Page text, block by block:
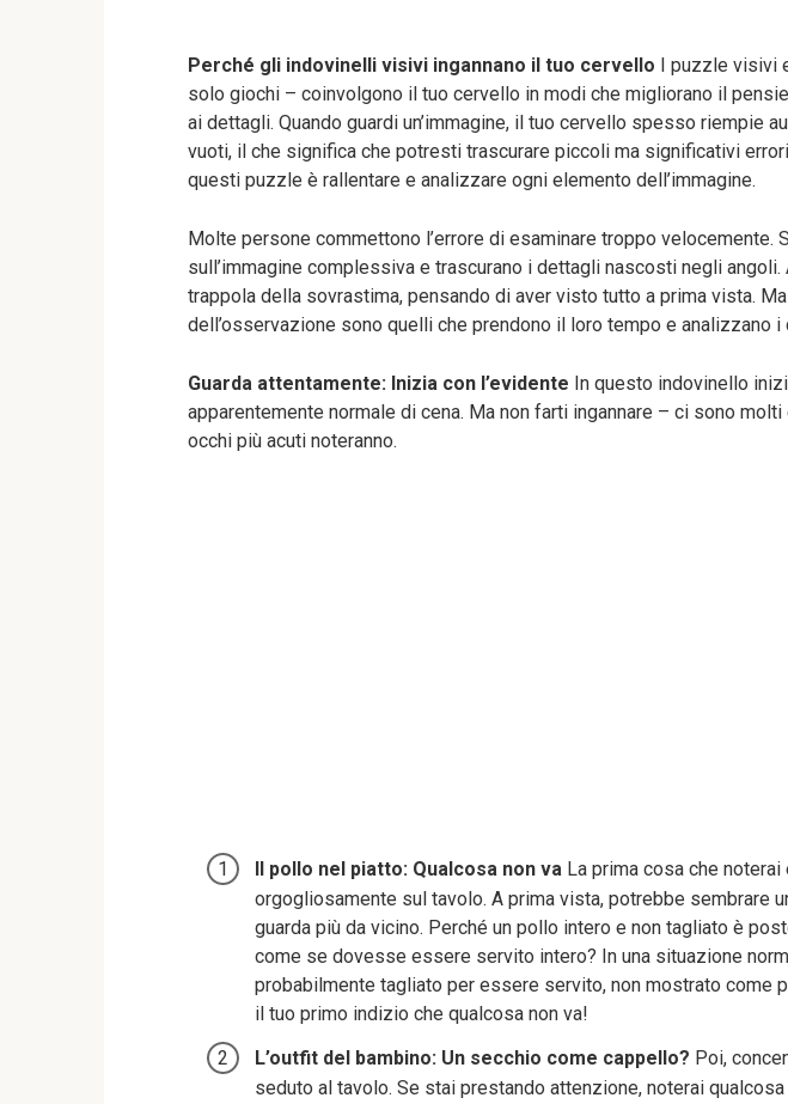
Perché gli indovinelli visivi ingannano il tuo cervello I puzzle visivi
solo giochi – coinvolgono il tuo cervello in modi che migliorano il
ai dettagli. Quando guardi un’immagine, il tuo cervello spesso riempie
vuoti, il che significa che potresti trascurare piccoli ma significativi
questi puzzle è rallentare e analizzare ogni elemento dell’immagine.
Molte persone commettono l’errore di esaminare troppo velocemente.
sull’immagine complessiva e trascurano i dettagli nascosti negli angoli.
trappola della sovrastima, pensando di aver visto tutto a prima vista.
dell’osservazione sono quelli che prendono il loro tempo e analizzano i
Guarda attentamente: Inizia con l’evidente In questo indovinello
apparentemente normale di cena. Ma non farti ingannare – ci sono
occhi più acuti noteranno.
Il pollo nel piatto: Qualcosa non va La prima cosa che
orgogliosamente sul tavolo. A prima vista, potrebbe sembrare
guarda più da vicino. Perché un pollo intero e non tagliato è
come se dovesse essere servito intero? In una situazione
probabilmente tagliato per essere servito, non mostrato come
il tuo primo indizio che qualcosa non va!
L’outfit del bambino: Un secchio come cappello? Poi,
seduto al tavolo. Se stai prestando attenzione, noterai